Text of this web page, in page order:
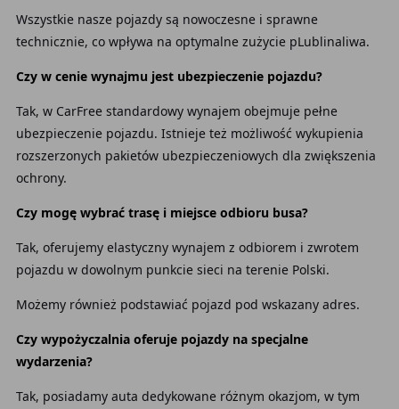
Wszystkie nasze pojazdy są nowoczesne i sprawne
technicznie, co wpływa na optymalne zużycie pLublinaliwa.
Czy w cenie wynajmu jest ubezpieczenie pojazdu?
Tak, w CarFree standardowy wynajem obejmuje pełne
ubezpieczenie pojazdu. Istnieje też możliwość wykupienia
rozszerzonych pakietów ubezpieczeniowych dla zwiększenia
ochrony.
Czy mogę wybrać trasę i miejsce odbioru busa?
Tak, oferujemy elastyczny wynajem z odbiorem i zwrotem
pojazdu w dowolnym punkcie sieci na terenie Polski.
Możemy również podstawiać pojazd pod wskazany adres.
Czy wypożyczalnia oferuje pojazdy na specjalne
wydarzenia?
Tak, posiadamy auta dedykowane różnym okazjom, w tym